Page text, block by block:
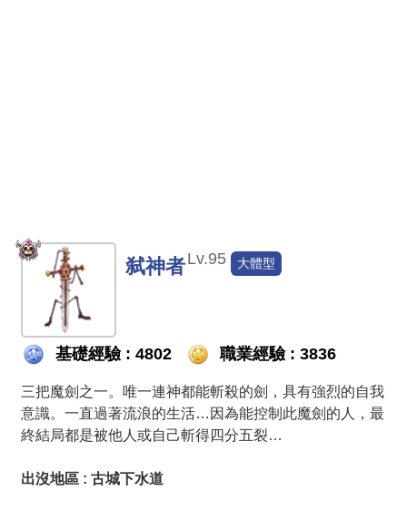
弑神者Lv.95 大體型
基礎經驗 : 4802 職業經驗 : 3836
三把魔劍之一。唯一連神都能斬殺的劍，具有強烈的自我
意識。一直過著流浪的生活…因為能控制此魔劍的人，最
終結局都是被他人或自己斬得四分五裂…
出沒地區 : 古城下水道